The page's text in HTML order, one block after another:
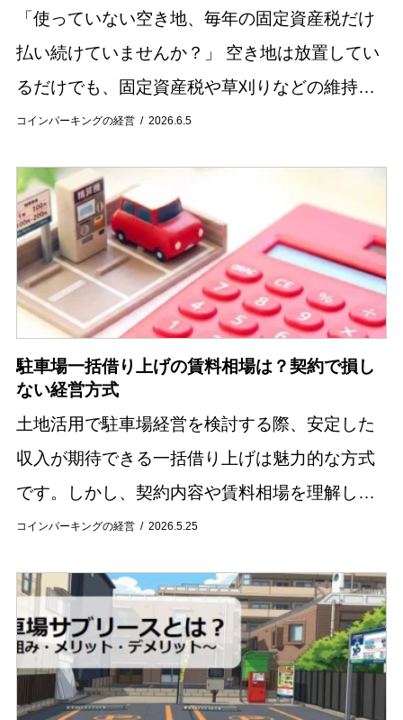
コインパーキングの経営 2026.6.5
「使っていない空き地、毎年の固定資産税だけ
払い続けていませんか？」 空き地は放置してい
るだけでも、固定資産税や草刈りなどの維持費
が発生し続けます。 さらに管理が行き届かない
ラブル...
コインパーキングの経営 2026.5.25
駐車場一括借り上げの賃料相場は？契約で損し
ない経営方式
土地活用で駐車場経営を検討する際、安定した
収入が期待できる一括借り上げは魅力的な方式
です。しかし、契約内容や賃料相場を理解しな
いまま始めると、期待通りの収益が得られない
括借り上...